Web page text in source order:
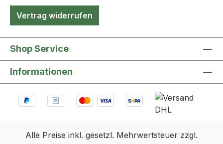
Vertrag widerrufen
Shop Service
Informationen
Alle Preise inkl. gesetzl. Mehrwertsteuer zzgl.